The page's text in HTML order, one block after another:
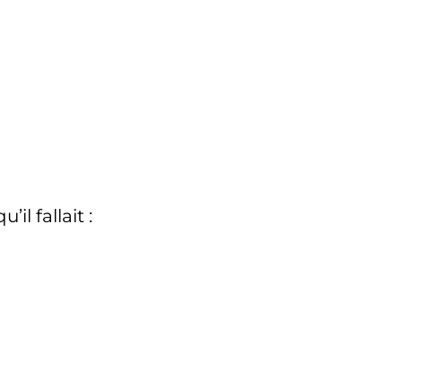
fallait :